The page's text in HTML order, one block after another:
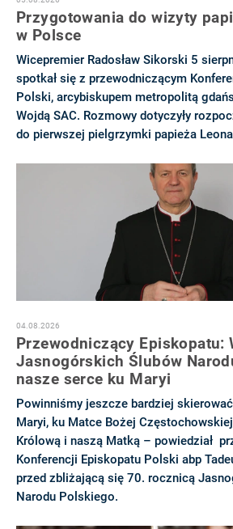
Przygotowania do wizyty
w Polsce
Wicepremier Radosław Sikorski 5
spotkał się z przewodniczącym
Polski, arcybiskupem metropolitą
Wojdą SAC. Rozmowy dotyczyły
do pierwszej pielgrzymki papieża
04.08.2026
Przewodniczący Episkopatu:
Jasnogórskich Ślubów
nasze serce ku Maryi
Powinniśmy jeszcze bardziej
Maryi, ku Matce Bożej
Królową i naszą Matką – powiedział
Konferencji Episkopatu Polski abp
przed zbliżającą się 70. rocznicą
Narodu Polskiego.